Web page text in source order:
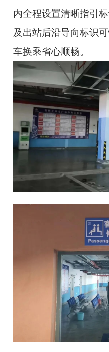
内全程设置清晰指引
及出站后沿导向标识
车换乘省心顺畅。